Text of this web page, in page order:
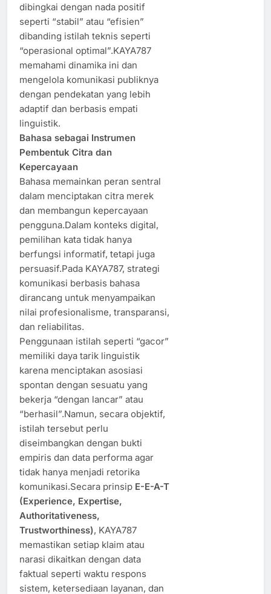
dibingkai dengan nada positif
seperti “stabil” atau “efisien”
dibanding istilah teknis seperti
“operasional optimal”.KAYA787
memahami dinamika ini dan
mengelola komunikasi publiknya
dengan pendekatan yang lebih
adaptif dan berbasis empati
linguistik.
Bahasa sebagai Instrumen
Pembentuk Citra dan
Kepercayaan
Bahasa memainkan peran sentral
dalam menciptakan citra merek
dan membangun kepercayaan
pengguna.Dalam konteks digital,
pemilihan kata tidak hanya
berfungsi informatif, tetapi juga
persuasif.Pada KAYA787, strategi
komunikasi berbasis bahasa
dirancang untuk menyampaikan
nilai profesionalisme, transparansi,
dan reliabilitas.
Penggunaan istilah seperti “gacor”
memiliki daya tarik linguistik
karena menciptakan asosiasi
spontan dengan sesuatu yang
bekerja “dengan lancar” atau
“berhasil”.Namun, secara objektif,
istilah tersebut perlu
diseimbangkan dengan bukti
empiris dan data performa agar
tidak hanya menjadi retorika
komunikasi.Secara prinsip E-E-A-T
(Experience, Expertise,
Authoritativeness,
Trustworthiness), KAYA787
memastikan setiap klaim atau
narasi dikaitkan dengan data
faktual seperti waktu respons
sistem, ketersediaan layanan, dan